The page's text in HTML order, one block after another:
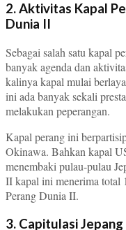
2. Aktivitas Kapal
Dunia II
Sebagai salah satu kapal
banyak agenda dan
kalinya kapal mulai
ini ada banyak sekali
melakukan peperangan.
Kapal perang ini
Okinawa. Bahkan kapal
menembaki pulau-pulau
II kapal ini menerima total
Perang Dunia II.
3. Capitulasi Jepang